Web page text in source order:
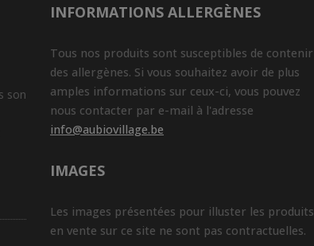
son
INFORMATIONS ALLERGÈNES
Tous nos produits sont susceptibles de contenir
des allergènes. Si vous souhaitez avoir de plus
amples informations sur ceux-ci, vous pouvez
nous contacter par e-mail à l'adresse
info@aubiovillage.be
IMAGES
Les images présentées pour illuster les produits
en vente sur ce site ne sont pas contractuelles.